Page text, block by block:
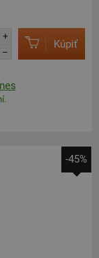
+
–
Kúpiť
-45%